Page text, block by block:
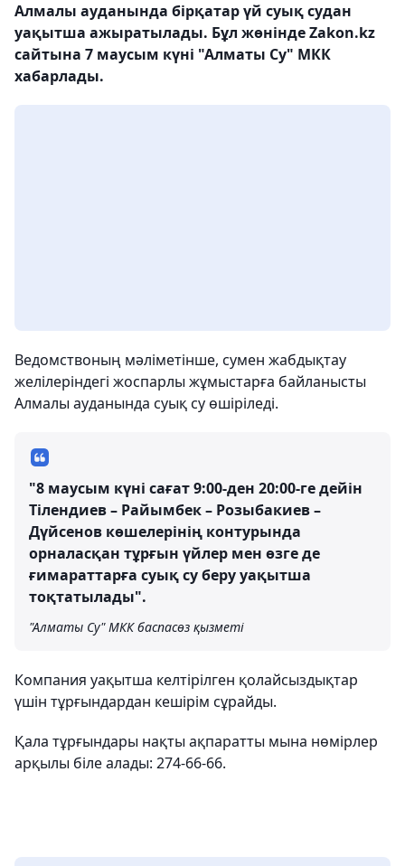
Алмалы ауданында бірқатар үй суық судан
уақытша ажыратылады. Бұл жөнінде Zakon.kz
сайтына 7 маусым күні "Алматы Су" МКК
хабарлады.
Ведомствоның мәліметінше, сумен жабдықтау
желілеріндегі жоспарлы жұмыстарға байланысты
Алмалы ауданында суық су өшіріледі.
"8 маусым күні сағат 9:00-ден 20:00-ге дейін
Тілендиев – Райымбек – Розыбакиев –
Дүйсенов көшелерінің контурында
орналасқан тұрғын үйлер мен өзге де
ғимараттарға суық су беру уақытша
тоқтатылады".
"Алматы Су" МКК баспасөз қызметі
Компания уақытша келтірілген қолайсыздықтар
үшін тұрғындардан кешірім сұрайды.
Қала тұрғындары нақты ақпаратты мына нөмірлер
арқылы біле алады: 274-66-66.